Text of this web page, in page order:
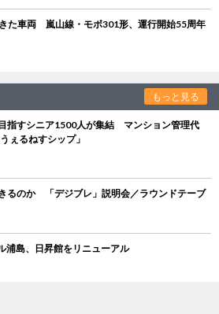
た車両 嵐山線・モボ301形、運行開始55周年
もっと見る
指すシニア1500人が集結 マンション管理代
ぇるねすシップ」
るのか 「デジブレ」説明会／ラウンドテーブ
島、日昇館をリニューアル